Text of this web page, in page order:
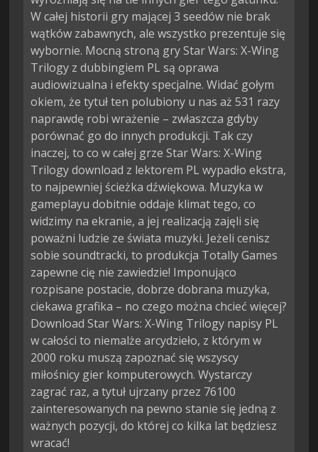
W całej historii gry mającej 3 seedów nie brak
wątków zabawnych, ale wszystko prezentuje się
wybornie. Mocną stroną gry Star Wars: X-Wing
Trilogy z dubbingiem PL są oprawa
audiowizualna i efekty specjalne. Widać gołym
okiem, że tytuł ten polubiony u nas aż 531 razy
naprawdę robi wrażenie – zwłaszcza gdyby
porównać go do innych produkcji. Tak czy
inaczej, to co w całej grze Star Wars: X-Wing
Trilogy download z lektorem PL wypadło ekstra,
to najpewniej ścieżka dźwiękowa. Muzyka w
gameplayu dobitnie oddaje klimat tego, co
widzimy na ekranie, a jej realizacją zajęli się
poważni ludzie ze świata muzyki. Jeżeli cenisz
sobie soundtracki, to produkcja Totally Games
zapewne cię nie zawiedzie! Imponująco
rozpisane postacie, dobrze dobrana muzyka,
ciekawa grafika – no czego można chcieć więcej?
Download Star Wars: X-Wing Trilogy napisy PL
w całości to niemalże arcydzieło, z którym w
2000 roku muszą zapoznać się wszyscy
miłośnicy gier komputerowych. Wystarczy
zagrać raz, a tytuł ujrzany przez 76100
zainteresowanych na pewno stanie się jedną z
ważnych pozycji, do której co kilka lat będziesz
wracać!